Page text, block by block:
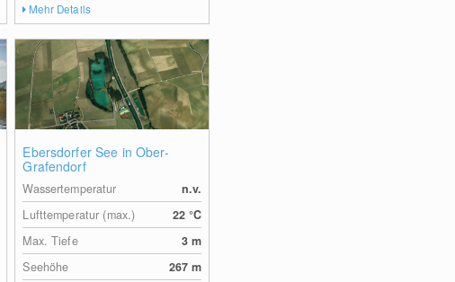
Mehr Details
Ebersdorfer See in Ober-
Grafendorf
Wassertemperatur
n.v.
Lufttemperatur (max.)
22 °C
Max. Tiefe
3m
Seehöhe
267m